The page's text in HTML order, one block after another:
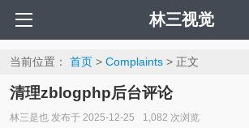
林三视觉
当前位置： 首页> Complaints> 正文
清理zblogphp后台评论
林三是也发布于 2025-12-25 1,082 次浏览